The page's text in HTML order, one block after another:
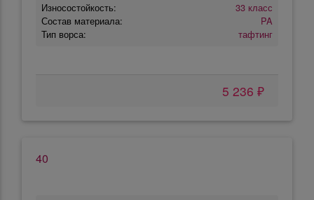
Износостойкость:
33 класс
Состав материала:
PA
Тип ворса:
тафтинг
5 236 ₽
40